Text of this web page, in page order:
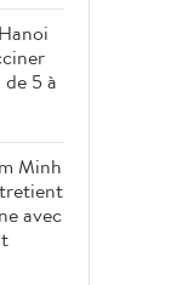
5 à
Minh
avec